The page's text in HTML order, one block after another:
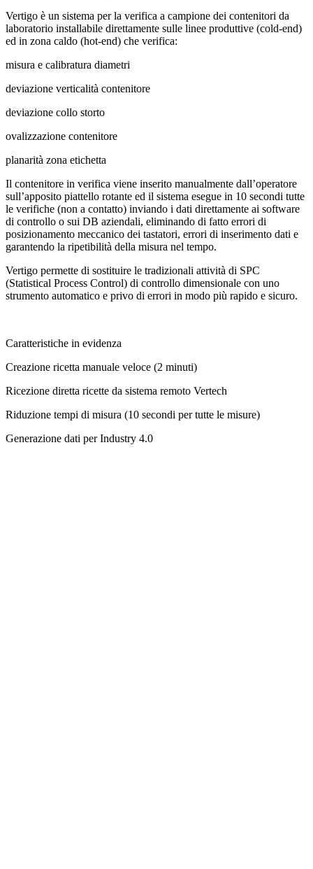
Vertigo è un sistema per la verifica a campione dei contenitori da
laboratorio installabile direttamente sulle linee produttive (cold-end)
ed in zona caldo (hot-end) che verifica:
misura e calibratura diametri
deviazione verticalità contenitore
deviazione collo storto
ovalizzazione contenitore
planarità zona etichetta
Il contenitore in verifica viene inserito manualmente dall’operatore
sull’apposito piattello rotante ed il sistema esegue in 10 secondi tutte
le verifiche (non a contatto) inviando i dati direttamente ai software
di controllo o sui DB aziendali, eliminando di fatto errori di
posizionamento meccanico dei tastatori, errori di inserimento dati e
garantendo la ripetibilità della misura nel tempo.
Vertigo permette di sostituire le tradizionali attività di SPC
(Statistical Process Control) di controllo dimensionale con uno
strumento automatico e privo di errori in modo più rapido e sicuro.
Caratteristiche in evidenza
Creazione ricetta manuale veloce (2 minuti)
Ricezione diretta ricette da sistema remoto Vertech
Riduzione tempi di misura (10 secondi per tutte le misure)
Generazione dati per Industry 4.0